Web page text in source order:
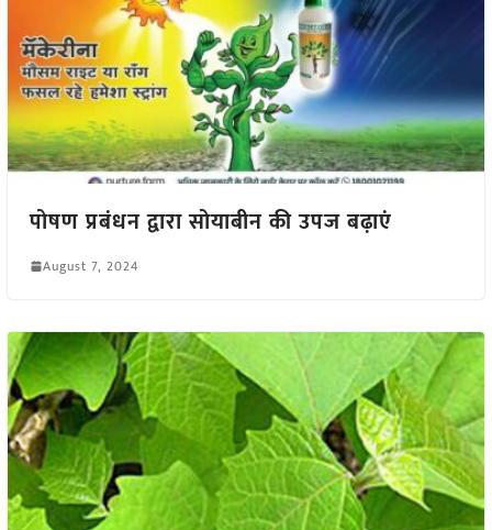
पोषण प्रबंधन द्वारा सोयाबीन की उपज बढ़ाएं
August 7, 2024